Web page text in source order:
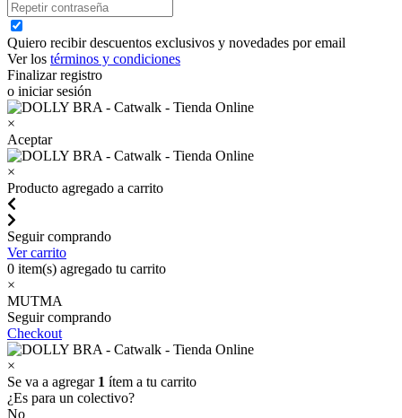
Quiero recibir descuentos exclusivos y novedades por email
Ver los términos y condiciones
Finalizar registro
o iniciar sesión
×
Aceptar
×
Producto agregado a carrito
Seguir comprando
Ver carrito
0 item(s) agregado tu carrito
×
MUTMA
Seguir comprando
Checkout
×
Se va a agregar 1 ítem a tu carrito
¿Es para un colectivo?
No